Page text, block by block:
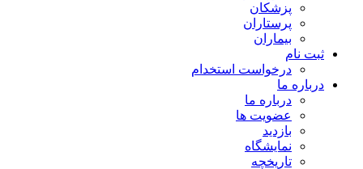
پزشكان
پرستاران
بيماران
نام
درخواست استخدام
ما
درباره ما
عضویت ها
نمایشگاه
تاريخچه